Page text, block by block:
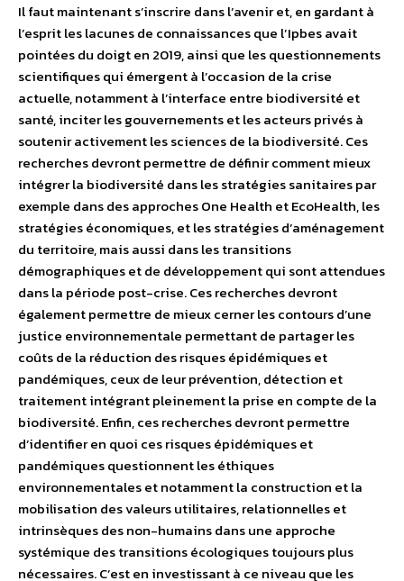
Il faut maintenant s’inscrire dans l’avenir et, en gardant à
l’esprit les lacunes de connaissances que l’Ipbes avait
pointées du doigt en 2019, ainsi que les questionnements
scientifiques qui émergent à l’occasion de la crise
actuelle, notamment à l’interface entre biodiversité et
santé, inciter les gouvernements et les acteurs privés à
soutenir activement les sciences de la biodiversité. Ces
recherches devront permettre de définir comment mieux
intégrer la biodiversité dans les stratégies sanitaires par
exemple dans des approches One Health et EcoHealth, les
stratégies économiques, et les stratégies d’aménagement
du territoire, mais aussi dans les transitions
démographiques et de développement qui sont attendues
dans la période post-crise. Ces recherches devront
également permettre de mieux cerner les contours d’une
justice environnementale permettant de partager les
coûts de la réduction des risques épidémiques et
pandémiques, ceux de leur prévention, détection et
traitement intégrant pleinement la prise en compte de la
biodiversité. Enfin, ces recherches devront permettre
d’identifier en quoi ces risques épidémiques et
pandémiques questionnent les éthiques
environnementales et notamment la construction et la
mobilisation des valeurs utilitaires, relationnelles et
intrinsèques des non-humains dans une approche
systémique des transitions écologiques toujours plus
nécessaires. C’est en investissant à ce niveau que les